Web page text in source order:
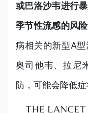
或巴洛沙韦进行
季节性流感的风险
病相关的新型A型
奥司他韦、拉尼
防，可能会降低